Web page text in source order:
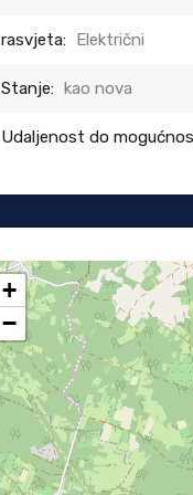
rasvjeta: Električni
Stanje: kao nova
Udaljenost do
+
−